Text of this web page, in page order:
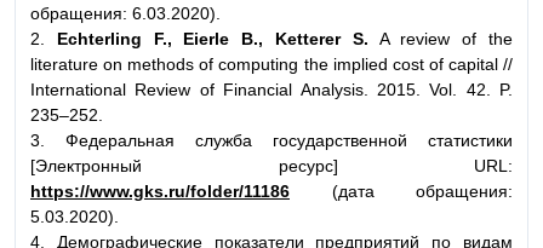
обращения: 6.03.2020).
2. Echterling F., Eierle B., Ketterer S. A review of the
literature on methods of computing the implied cost of capital //
International Review of Financial Analysis. 2015. Vol. 42. P.
235–252.
3. Федеральная служба государственной статистики
[Электронный ресурс] URL:
https://www.gks.ru/folder/11186 (дата обращения:
5.03.2020).
4. Демографические показатели предприятий по видам